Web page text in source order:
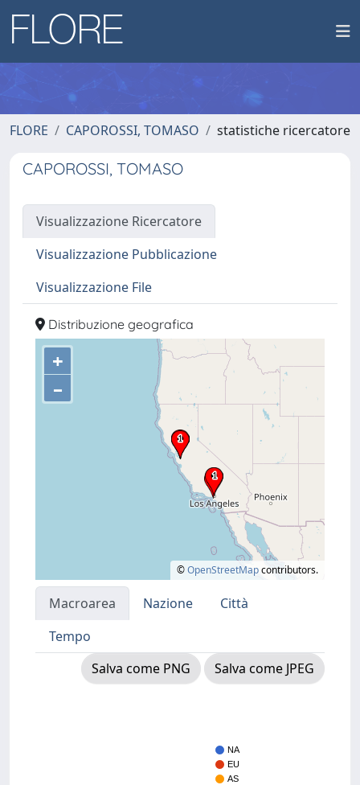
FLORE CAPOROSSI, TOMASO statistiche ricercatore
CAPOROSSI, TOMASO
Visualizzazione Ricercatore
Visualizzazione Pubblicazione
Visualizzazione File
Distribuzione geografica
+
–
©OpenStreetMapcontributors.
Macroarea Nazione
Città
Tempo
Salva come PNG
Salva come JPEG
NA
EU
AS